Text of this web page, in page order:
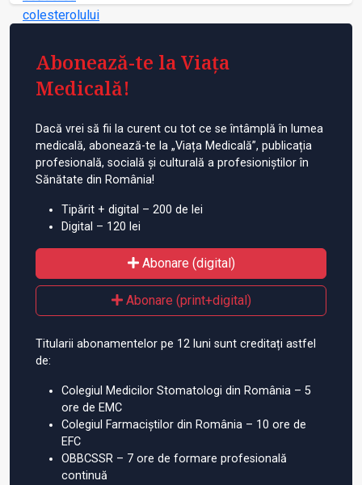
Abonează-te la Viața
Medicală!
Dacă vrei să fii la curent cu tot ce se întâmplă în lumea
medicală, abonează-te la „Viața Medicală”, publicația
profesională, socială și culturală a profesioniștilor în
Sănătate din România!
Tipărit + digital – 200 de lei
Digital – 120 lei
Abonare (digital)
Abonare (print+digital)
Titularii abonamentelor pe 12 luni sunt creditați astfel
de:
Colegiul Medicilor Stomatologi din România – 5
ore de EMC
Colegiul Farmaciștilor din România – 10 ore de
EFC
OBBCSSR – 7 ore de formare profesională
continuă